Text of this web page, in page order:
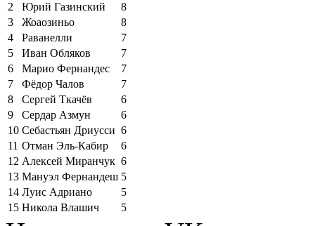
2
Юрий Газинский
8
3
Жоаозиньо
8
4
Раванелли
7
5
Иван Обляков
7
6
Марио Фернандес
7
7
Фёдор Чалов
7
8
Сергей Ткачёв
6
9
Сердар Азмун
6
10 Себастьян Дриусси 6
11 Отман Эль-Кабир
6
12 Алексей Миранчук 6
13 Мануэл Фернандеш 5
14 Луис Адриано
5
15 Никола Влашич 5